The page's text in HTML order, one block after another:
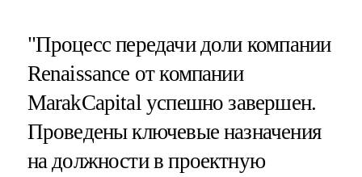
"Процесс передачи доли компании
Renaissance от компании
MarakCapital успешно завершен.
Проведены ключевые назначения
на должности в проектную